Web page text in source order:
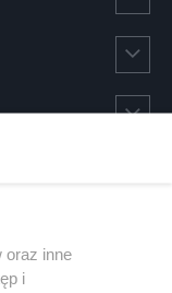
oraz inne
i